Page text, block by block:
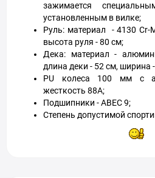
зажимается
установленным в вилке;
Руль: материал - 4130 Cr-
высота руля - 80 см;
Дека: материал -
длина деки - 52 см, ширина
PU колеса 100 мм с
жесткость 88A;
Подшипники - АВЕС 9;
Степень допустимой